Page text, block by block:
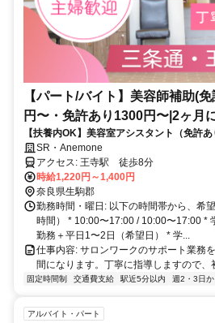
【パート/バイト】美容師補助(
円〜・免許あり1300円〜|2ヶ月
【扶養内OK】美容室アシスタント（免許
業時間内レッスン
SR・Anemone
アクセス: 王寺駅 徒歩8分
時給1,220円～1,400円
奈良県生駒郡
勤務時間・曜日: 以下の時間帯から、希
時間） * 10:00〜17:00 / 10:00〜17:00 *
勤務＋平日1〜2日（希望日） * 学...
仕事内容: サロンワークのサポート業務
間になります。丁寧に指導しますので、
固定時間制 交通費支給 駅近5分以内 週2・3日
アルバイト・パート